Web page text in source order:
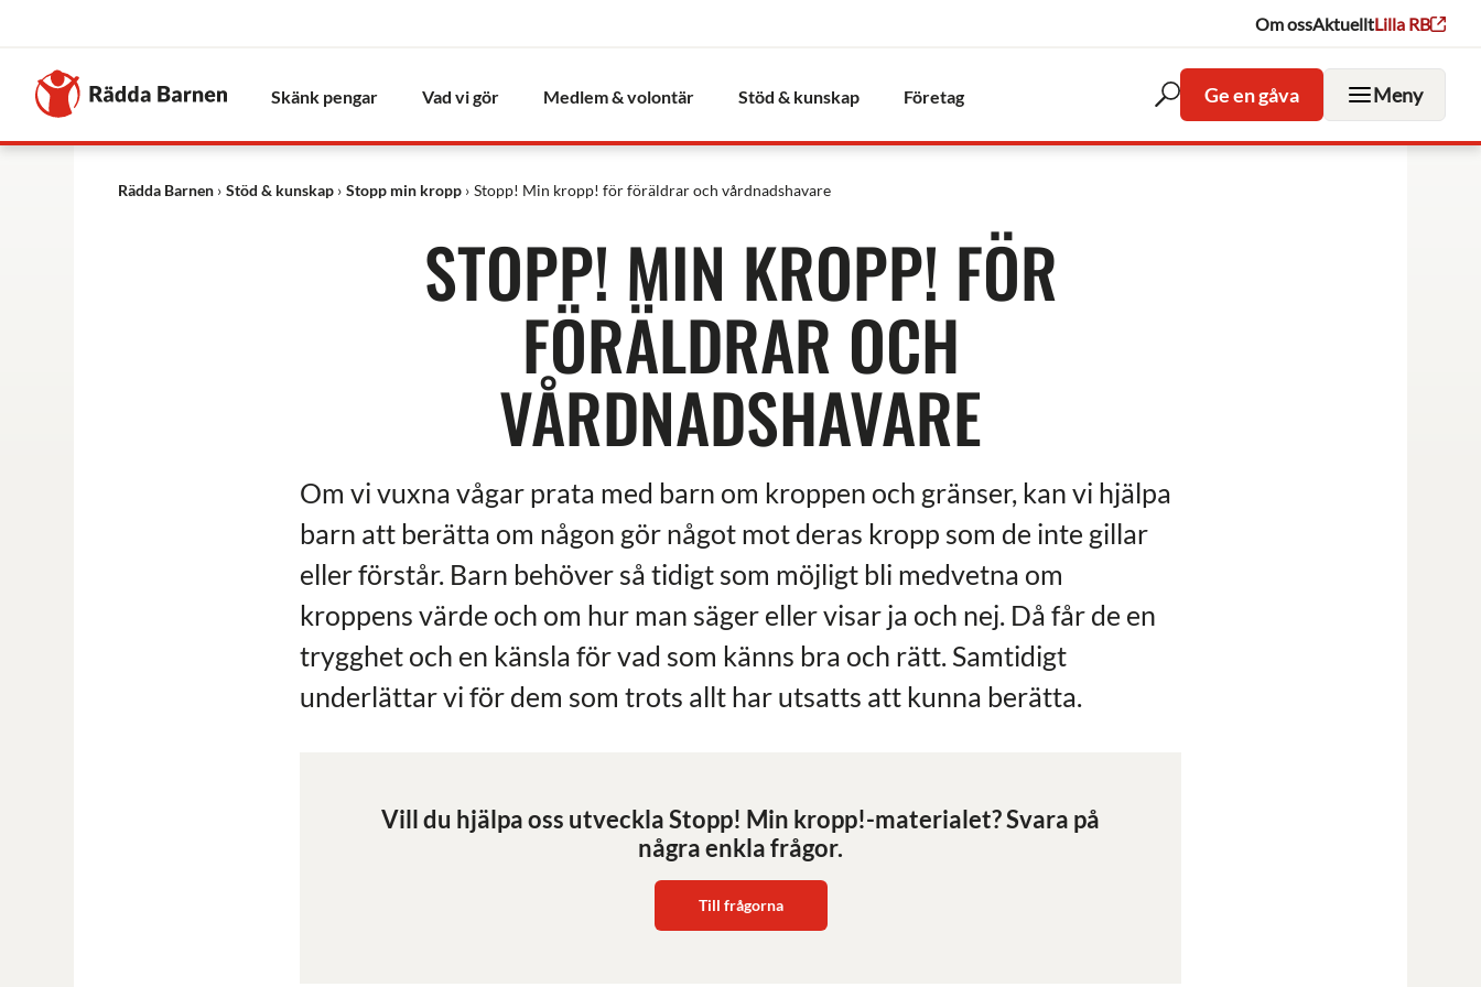
Om ossAktuelltLilla RB
Till
Rädda
Barnens
startsida
Skänk pengar Vad vi gör Medlem & volontär Stöd & kunskap Företag
Öppna
sökfältet
Ge en gåva Meny
Rädda Barnen Stöd & kunskap Stopp min kropp Stopp! Min kropp! för föräldrar och vårdnadshavare
STOPP! MIN KROPP! FÖR
FÖRÄLDRAR OCH
VÅRDNADSHAVARE
Om vi vuxna vågar prata med barn om kroppen och gränser, kan vi hjälpa
barn att berätta om någon gör något mot deras kropp som de inte gillar
eller förstår. Barn behöver så tidigt som möjligt bli medvetna om
kroppens värde och om hur man säger eller visar ja och nej. Då får de en
trygghet och en känsla för vad som känns bra och rätt. Samtidigt
underlättar vi för dem som trots allt har utsatts att kunna berätta.
Vill du hjälpa oss utveckla Stopp! Min kropp!-materialet? Svara på
några enkla frågor.
Till frågorna